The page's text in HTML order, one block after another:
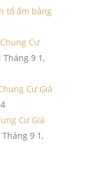
tổ ấm bằng
Cư
Tháng 9 1,
Cư Giá
Cư Giá
Tháng 9 1,